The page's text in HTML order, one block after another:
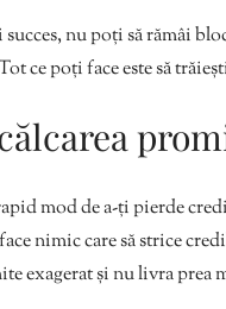
succes, nu poți să rămâi
ce poți face este să
mod de a-ți pierde
nimic care să strice
exagerat și nu livra prea